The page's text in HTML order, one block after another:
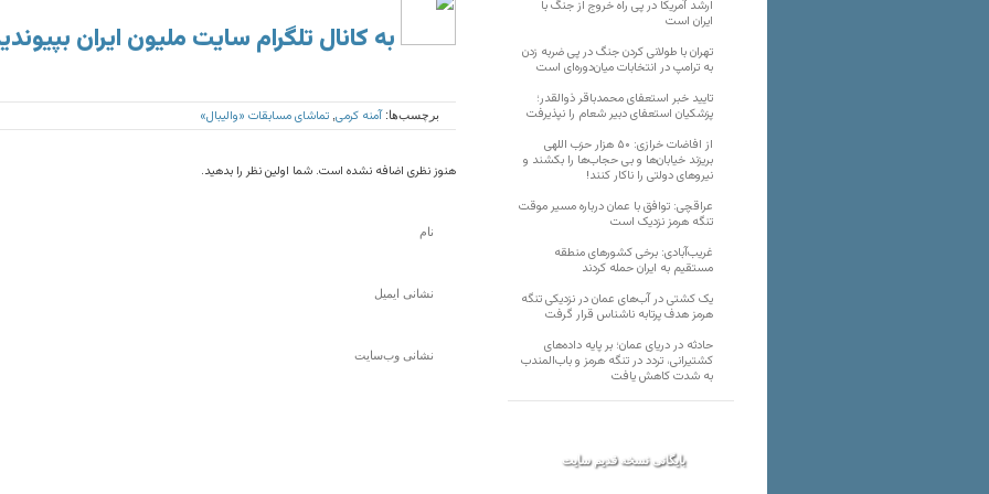
به کانال تلگرام سایت ملیون ایران
برچسب‌ها:آمنه کرمی تماشای مسابقات «والیبال»
هنوز نظری اضافه نشده است. شما اولین نظر را بدهید.
ارشد آمریکا در پی راه خروج از جنگ با
ایران است
تهران با طولانی کردن جنگ در پی ضربه زدن
به ترامپ در انتخابات میان‌دوره‌ای است
تایید خبر استعفای محمدباقر ذوالقدر؛
پزشکیان استعفای دبیر شعام را نپذیرفت
از افاضات خرازی: ۵۰ هزار حزب اللهی
بریزند خیابان‌ها و بی حجاب‌ها را بکشند و
نیرو‌های دولتی را ناکار کنند!
عراقچی: توافق با عمان درباره مسیر موقت
تنگه هرمز نزدیک است
غریب‌آبادی: برخی کشورهای منطقه
مستقیم به ایران حمله کردند
یک کشتی در آب‌های عمان در نزدیکی تنگه
هرمز هدف پرتابه ناشناس قرار گرفت
حادثه در دریای عمان؛ بر پایه داده‌های
کشتیرانی، تردد در تنگه هرمز و باب‌المندب
به شدت کاهش یافت
بایگانی نسخه قدیم سایت